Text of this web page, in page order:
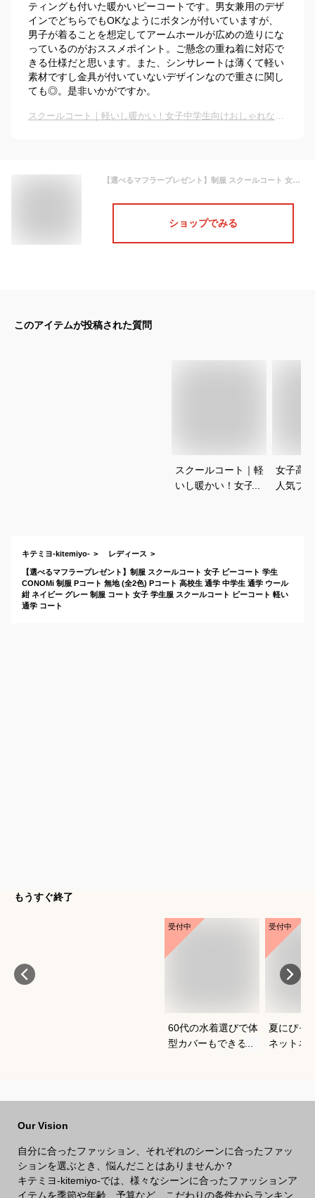
ティングも付いた暖かいピーコートです。男女兼用のデザ
インでどちらでもOKなようにボタンが付いていますが、
男子が着ることを想定してアームホールが広めの造りにな
っているのがおススメポイント。ご懸念の重ね着に対応で
きる仕様だと思います。また、シンサレートは薄くて軽い
素材ですし金具が付いていないデザインなので重さに関し
ても◎。是非いかがですか。
スクールコート｜軽いし暖かい！女子中学生向けおしゃれな通学アウターのおすすめは？
【選べるマフラープレゼント】制服 スクールコート 女子 ピーコート 学生 CONOMi 制服 Pコート 無地 (全2色) Pコート 高校生 通学 中学生 通学 ウール 紺 ネイビー グレー 制服 コート 女子 学生服 スクールコート ピーコート 軽い 通学 コート
ショップでみる
このアイテムが投稿された質問
スクールコート｜軽
いし暖かい！女子中
女子高
人気ブ
キテミヨ-kitemiyo- レディース
【選べるマフラープレゼント】制服 スクールコート 女子 ピーコート 学生
CONOMi 制服 Pコート 無地 (全2色) Pコート 高校生 通学 中学生 通学 ウール
紺 ネイビー グレー 制服 コート 女子 学生服 スクールコート ピーコート 軽い
通学 コート
もうすぐ終了
受付中
60代の水着選びで体
型カバーもできるお
受付中
夏にぴっ
ネットネ
Our Vision
自分に合ったファッション、それぞれのシーンに合ったファッ
ションを選ぶとき、悩んだことはありませんか？
キテミヨ-kitemiyo-では、様々なシーンに合ったファッションア
イテムを季節や年齢、予算など、こだわりの条件からランキン